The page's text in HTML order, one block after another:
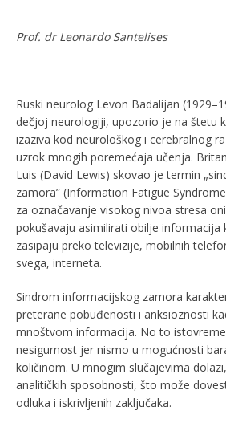
Prof. dr Leonardo Santelises
Ruski neurolog Levon Badalijan
dečjoj neurologiji, upozorio je na štetu
izaziva kod neurološkog i cerebralnog
uzrok mnogih poremećaja učenja.
Luis (David Lewis) skovao je termin
zamora” (Information Fatigue
za označavanje visokog nivoa stresa
pokušavaju asimilirati obilje informacija
zasipaju preko televizije, mobilnih
svega, interneta.
Sindrom informacijskog zamora
preterane pobuđenosti i anksioznosti
mnoštvom informacija. No to
nesigurnost jer nismo u mogućnosti
količinom. U mnogim slučajevima
analitičkih sposobnosti, što može
odluka i iskrivljenih zaključaka.